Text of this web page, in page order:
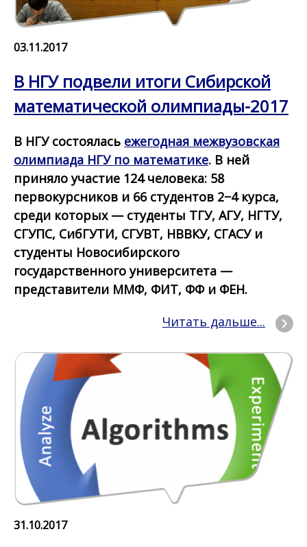
03.11.2017
В НГУ подвели итоги Сибирской
математической олимпиады-2017
В НГУ состоялась ежегодная межвузовская
олимпиада НГУ по математике. В ней
приняло участие 124 человека: 58
первокурсников и 66 студентов 2−4 курса,
среди которых — студенты ТГУ, АГУ, НГТУ,
СГУПС, СибГУТИ, СГУВТ, НВВКУ, СГАСУ и
студенты Новосибирского
государственного университета —
представители ММФ, ФИТ, ФФ и ФЕН.
Читать дальше...
31.10.2017